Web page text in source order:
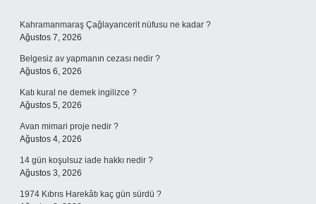
Kahramanmaraş Çağlayancerit nüfusu ne kadar ?
Ağustos 7, 2026
Belgesiz av yapmanın cezası nedir ?
Ağustos 6, 2026
Katı kural ne demek ingilizce ?
Ağustos 5, 2026
Avan mimari proje nedir ?
Ağustos 4, 2026
14 gün koşulsuz iade hakkı nedir ?
Ağustos 3, 2026
1974 Kıbrıs Harekâtı kaç gün sürdü ?